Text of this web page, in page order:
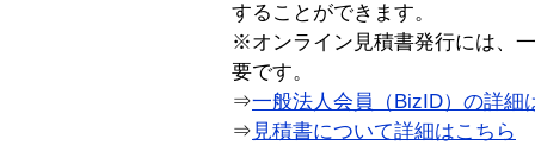
することができます。
※オンライン見積書発行には、
要です。
⇒一般法人会員（BizID）の詳細
⇒ 見積書について詳細はこちら